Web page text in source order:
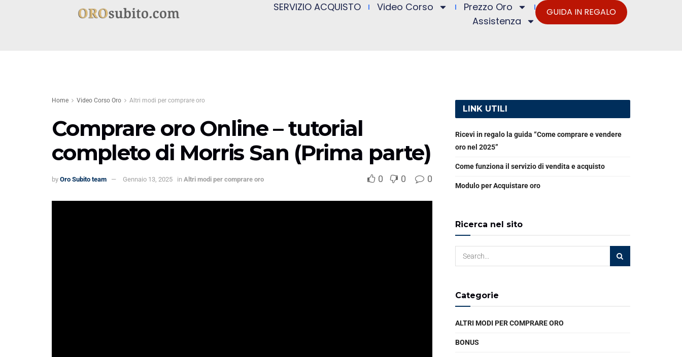
SERVIZIO ACQUISTO Video Corso
Prezzo Oro
Assistenza
GUIDA IN REGALO
Home Video Corso Oro Altri modi per comprare oro
Comprare oro Online – tutorial
completo di Morris San (Prima parte)
by Oro Subito team Gennaio 13, 2025 in Altri modi per comprare oro 0 0 0
LINK UTILI
Ricevi in regalo la guida “Come comprare e vendere
oro nel 2025”
Come funziona il servizio di vendita e acquisto
Modulo per Acquistare oro
Ricerca nel sito
Categorie
ALTRI MODI PER COMPRARE ORO
BONUS